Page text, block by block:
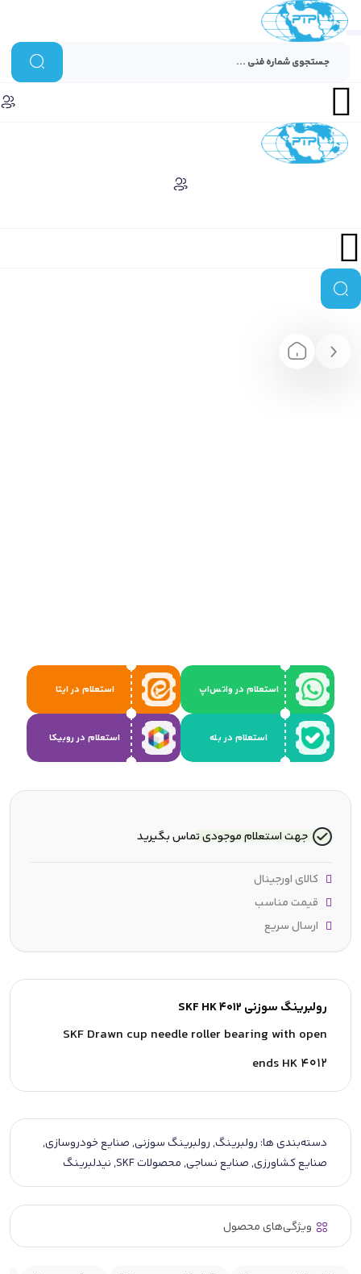
استعلام در واتس‌اپ استعلام در ایتا
استعلام در بله استعلام در روبیکا
رولبرینگ سوزنی SKF HK 4012
SKF Drawn cup needle roller bearing with open
ends HK 4012
دسته‌بندی ها: رولبرینگ,رولبرینگ سوزنی,صنایع خودروسازی,
صنایع کشاورزی,صنایع نساجی,محصولات SKF ,نیدلبرینگ
ویژگی‌های محصول
جهت استعلام موجودی تماس بگیرید
کالای اورجینال
قیمت مناسب
ارسال سریع